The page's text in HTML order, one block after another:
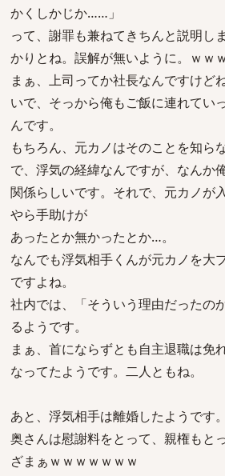
かくしかじか……」
って、謝罪も兼ねてきちんと説明し
かりとね。誤解が無いように。ｗｗｗ
まぁ、上司ってか社長なんですけど
いで、そっから俺もご飯に連れてい
んです。
もちろん、元カノはそのことを知らな
で、浮気の経緯なんですが、なんか
関係らしいです。それで、元カノが
やら手助けが
あったとか無かったとか…。
なんでも浮気相手くんが元カノを大
ですよね。
社内では、「そういう理由だったの
るようです。
まぁ、首にならずとも自主退職は免
なってたようです。二人ともね。
あと、浮気相手は離婚したようです。
奥さんは慰謝料をとって、親権もと
ざまぁｗｗｗｗｗｗｗ